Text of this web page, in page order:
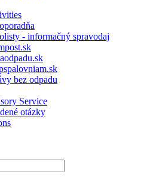
- informačný spravodaj
bez odpadu
Service
otázky